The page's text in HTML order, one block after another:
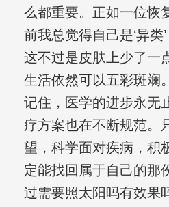
么都重要。正如一位恢
前我总觉得自己是‘异类
这不过是皮肤上少了一
生活依然可以五彩斑斓
记住，医学的进步永无
疗方案也在不断规范。
望，科学面对疾病，积
定能找回属于自己的那
过需要照太阳吗有效果